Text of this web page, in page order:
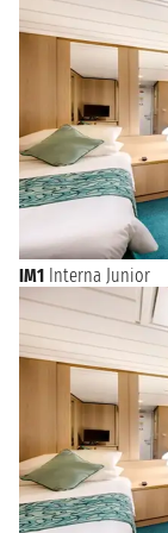
Oltre a essere a
Roma,
passeggiare per
dei negozi o la
visitare il Forte
alla Darsena
Rocca con i resti
IM1 Interna Junior